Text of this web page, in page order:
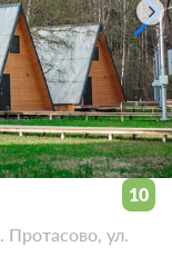
ул.
10